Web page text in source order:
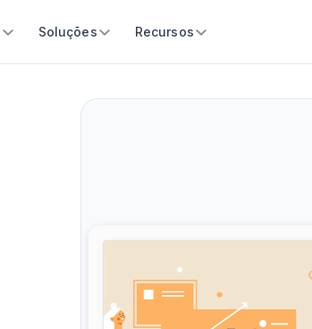
Soluções Recursos